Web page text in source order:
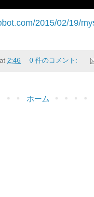
2015/02/19/
at 2:46 0 件のコメント:
ホーム